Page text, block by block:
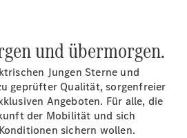
/
0
und übermorgen.
Jungen Sterne und
geprüfter Qualität, sorgenfreier
Angeboten. Für alle, die
der Mobilität und sich
sichern wollen.